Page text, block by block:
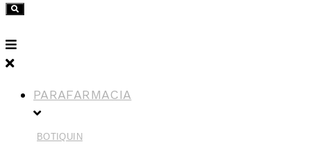
PARAFARMACIA
BOTIQUIN